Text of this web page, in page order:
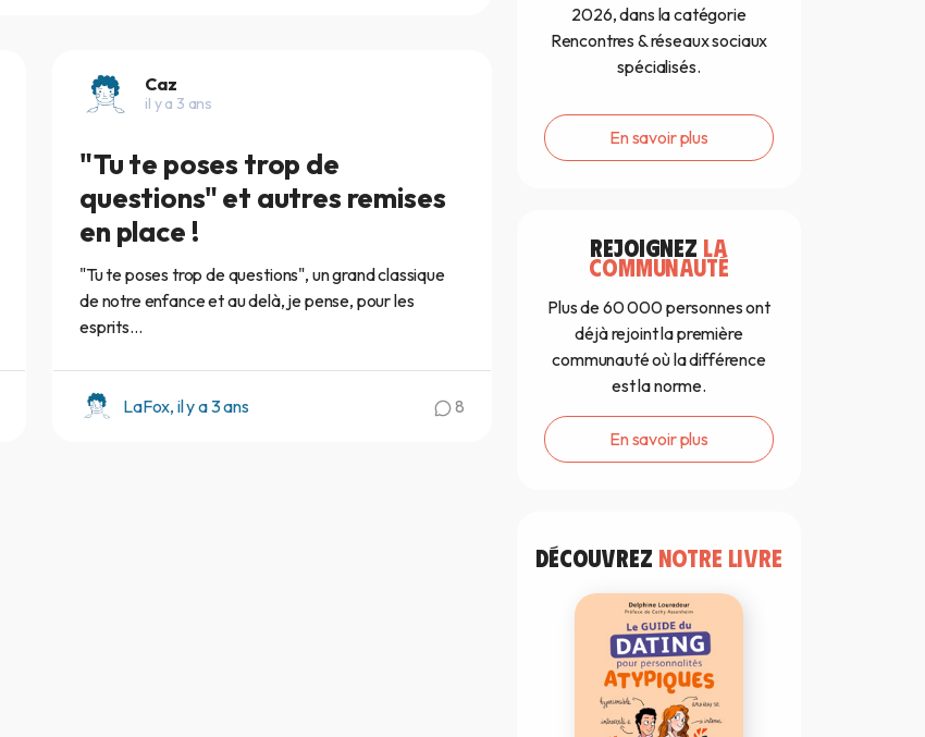
Caz
il y a 3 ans
"Tu te poses trop de
questions" et autres remises
en place !
"Tu te poses trop de questions", un grand classique
de notre enfance et au delà, je pense, pour les
esprits...
LaFox, il y a 3 ans 8
2026, dans la catégorie
Rencontres & réseaux sociaux
spécialisés.
En savoir plus
REJOIGNEZ LA
COMMUNAUTÉ
Plus de 60 000 personnes ont
déjà rejoint la première
communauté où la différence
est la norme.
En savoir plus
DÉCOUVREZ NOTRE LIVRE